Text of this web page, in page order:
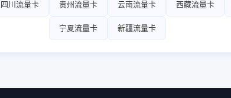
四川流量卡 贵州流量卡 云南流量卡 西藏流量卡
宁夏流量卡 新疆流量卡